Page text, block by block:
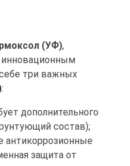
(УФ),
три важных
:
дополнительного
состав);
антикоррозионные
защита от